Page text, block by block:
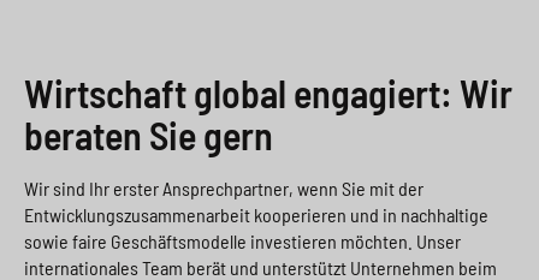
Wirtschaft global engagiert: Wir
beraten Sie gern
Wir sind Ihr erster Ansprechpartner, wenn Sie mit der
Entwicklungszusammenarbeit kooperieren und in nachhaltige
sowie faire Geschäftsmodelle investieren möchten. Unser
internationales Team berät und unterstützt Unternehmen beim